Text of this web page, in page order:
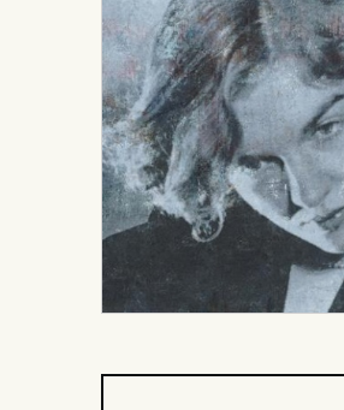
AUTEURICES
DROITS / RIGHTS
À PROPOS